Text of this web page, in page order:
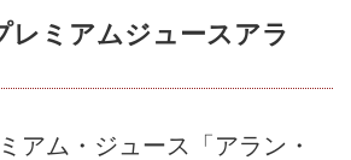
レミアムジュースアラ
アム・ジュース「アラン・